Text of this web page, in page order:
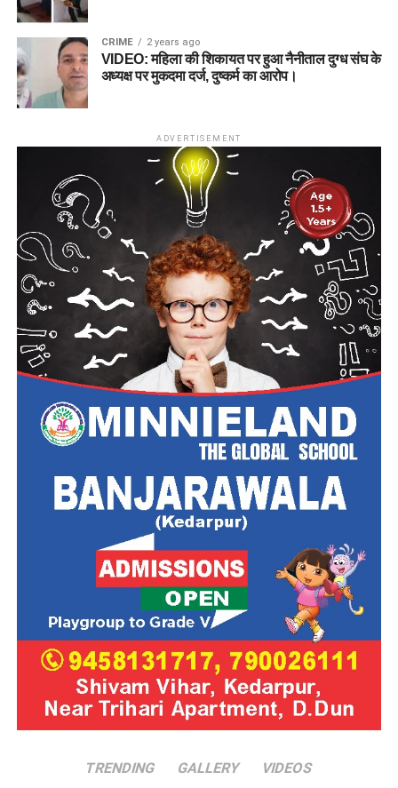
CRIME 2 years ago
VIDEO: महिला की शिकायत पर हुआ नैनीताल दुग्ध संघ के
अध्यक्ष पर मुकदमा दर्ज, दुष्कर्म का आरोप।
ADVERTISEMENT
TRENDING GALLERY VIDEOS